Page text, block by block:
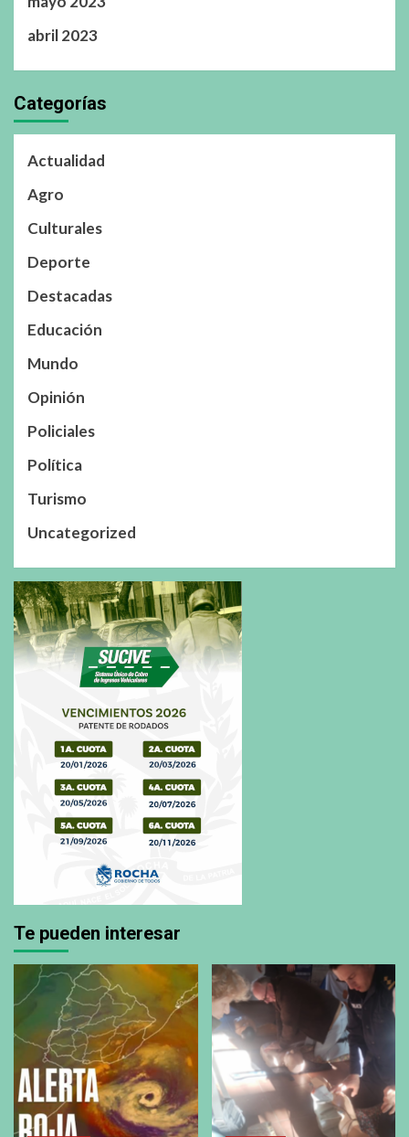
abril 2023
Categorías
Actualidad
Agro
Culturales
Deporte
Destacadas
Educación
Mundo
Opinión
Policiales
Política
Turismo
Uncategorized
Te pueden interesar